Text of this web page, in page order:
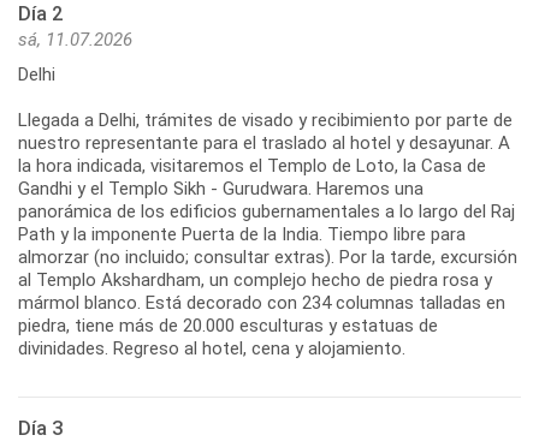
Día 2
sá, 11.07.2026
Delhi
Llegada a Delhi, trámites de visado y recibimiento por parte de
nuestro representante para el traslado al hotel y desayunar. A
la hora indicada, visitaremos el Templo de Loto, la Casa de
Gandhi y el Templo Sikh - Gurudwara. Haremos una
panorámica de los edificios gubernamentales a lo largo del Raj
Path y la imponente Puerta de la India. Tiempo libre para
almorzar (no incluido; consultar extras). Por la tarde, excursión
al Templo Akshardham, un complejo hecho de piedra rosa y
mármol blanco. Está decorado con 234 columnas talladas en
piedra, tiene más de 20.000 esculturas y estatuas de
divinidades. Regreso al hotel, cena y alojamiento.
Día 3